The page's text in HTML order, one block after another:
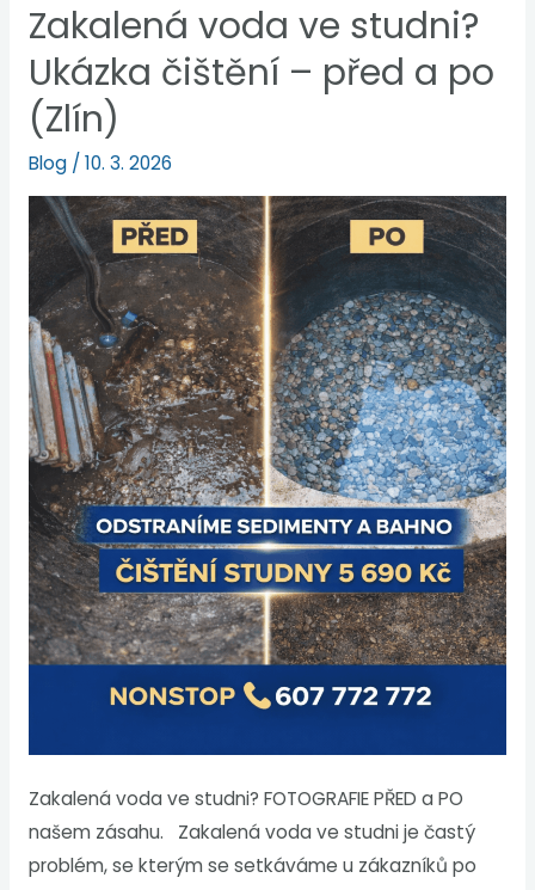
Zakalená voda ve studni?
Ukázka čištění – před a po
(Zlín)
Blog/ 10. 3. 2026
Zakalená voda ve studni? FOTOGRAFIE PŘED a PO
našem zásahu. Zakalená voda ve studni je častý
problém, se kterým se setkáváme u zákazníků po